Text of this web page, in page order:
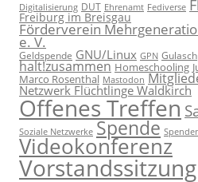
Digitalisierung DUT Ehrenamt Fediverse
Freiburg im Breisgau
Förderverein
e. V.
Geldspende GNU/Linux GPN
halt!zusammen Homeschooling
Marco Rosenthal Mastodon
Netzwerk Flüchtlinge Waldkirch
Offenes Treffen
Soziale Netzwerke Spende
Videokonferenz
Vorstandssitzung